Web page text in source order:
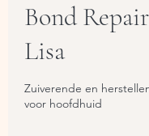
Bond
Lisa
Zuiverende en
voor hoofdhuid